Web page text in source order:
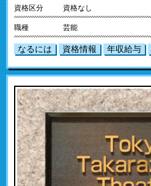
資格区分 資格なし
職種 芸能
なるには 資格情報 年収給与